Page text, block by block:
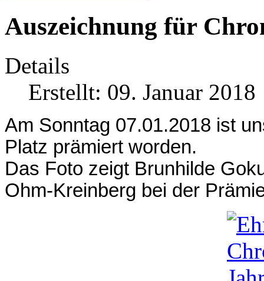
Auszeichnung für
Details
Erstellt: 09. Januar 2018
Am Sonntag 07.01.2018 ist
Platz prämiert worden.
Das Foto zeigt Brunhilde
Ohm-Kreinberg bei der